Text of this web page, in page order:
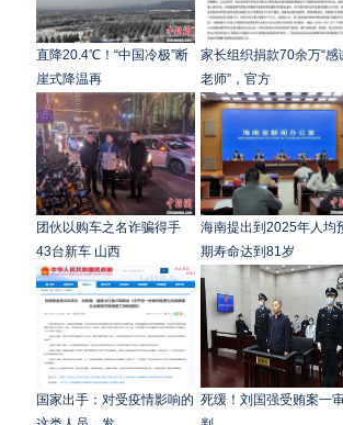
直降20.4℃！“中国冷极”断
崖式降温再
家长组织捐款70余万“感
老师”，官方
团伙以购车之名诈骗得手
43台新车 山西
海南提出到2025年人均
期寿命达到81岁
国家出手：对受疫情影响的 死缓！刘国强受贿案一